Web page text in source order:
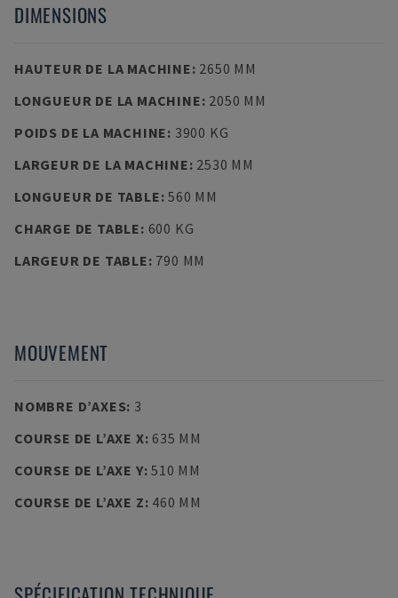
DIMENSIONS
HAUTEUR DE LA MACHINE: 2650 MM
LONGUEUR DE LA MACHINE: 2050 MM
POIDS DE LA MACHINE: 3900 KG
LARGEUR DE LA MACHINE: 2530 MM
LONGUEUR DE TABLE:560 MM
CHARGE DE TABLE: 600 KG
LARGEUR DE TABLE: 790 MM
MOUVEMENT
NOMBRE D’AXES: 3
COURSE DE L’AXE X: 635 MM
COURSE DE L’AXE Y:510 MM
COURSE DE L’AXE Z: 460 MM